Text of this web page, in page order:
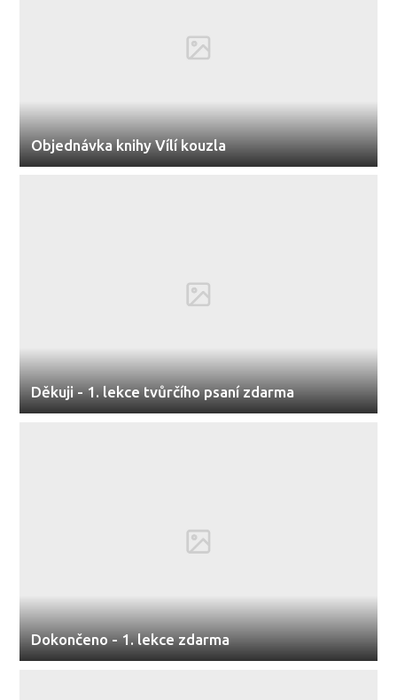
Objednávka knihy Vílí kouzla
Děkuji - 1. lekce tvůrčího psaní zdarma
Dokončeno - 1. lekce zdarma